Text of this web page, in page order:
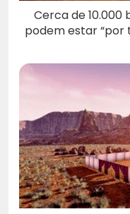
Cerca de 10.000
podem estar “por